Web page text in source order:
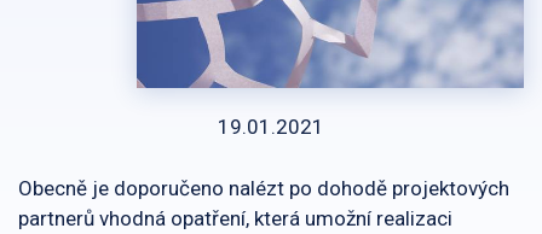
19.01.2021
Obecně je doporučeno nalézt po dohodě projektových
partnerů vhodná opatření, která umožní realizaci